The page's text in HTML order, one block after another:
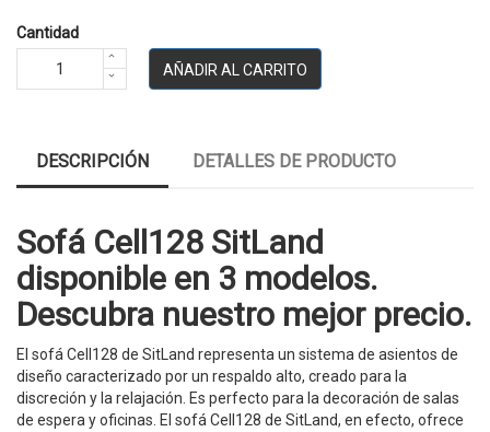
Cantidad
AÑADIR AL CARRITO
DESCRIPCIÓN DETALLES DE PRODUCTO
Sofá Cell128 SitLand
disponible en 3 modelos.
Descubra nuestro mejor precio.
El sofá Cell128 de SitLand representa un sistema de asientos de
diseño caracterizado por un respaldo alto, creado para la
discreción y la relajación. Es perfecto para la decoración de salas
de espera y oficinas. El sofá Cell128 de SitLand, en efecto, ofrece